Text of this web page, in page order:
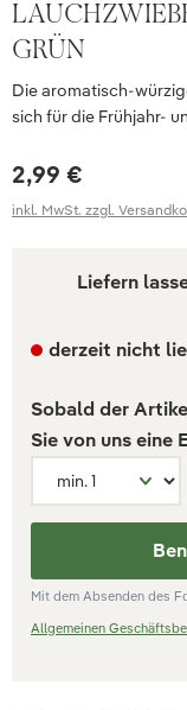
GRÜN
Die aromatisch-
sich für die Frühjahr-
2,99 €
inkl. MwSt. zzgl.
Liefern
derzeit nicht
Sobald der
Sie von uns eine
Mit dem Absenden des
Allgemeinen